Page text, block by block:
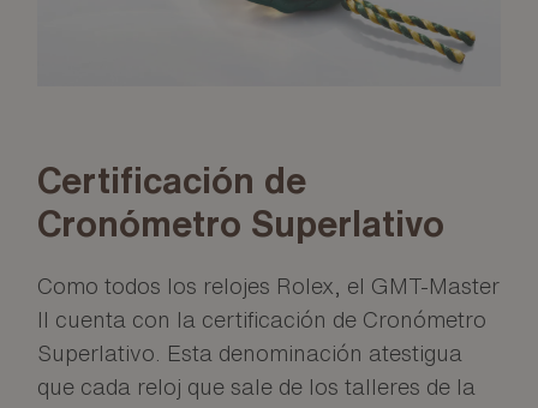
Certificación de
Cronómetro Superlativo
Como todos los relojes Rolex, el GMT-Master
II cuenta con la certificación de Cronómetro
Superlativo. Esta denominación atestigua
que cada reloj que sale de los talleres de la